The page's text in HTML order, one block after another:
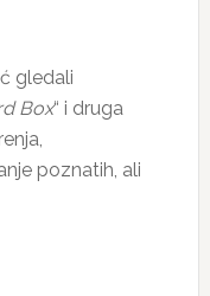
gledali
Box“ i druga
poznatih, ali